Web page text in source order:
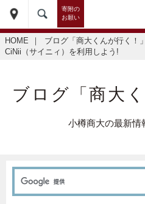
寄附の
お願い
HOME ｜ ブログ「商大くんが行く！」
CiNii（サイニィ）を利用しよう!
ブログ「商大
小樽商大の最新情